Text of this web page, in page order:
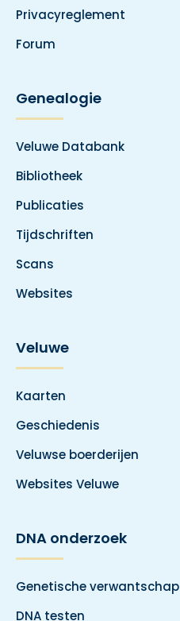
Privacyreglement
Forum
Genealogie
Veluwe Databank
Bibliotheek
Publicaties
Tijdschriften
Scans
Websites
Veluwe
Kaarten
Geschiedenis
Veluwse boerderijen
Websites Veluwe
DNA onderzoek
Genetische verwantschap
DNA testen